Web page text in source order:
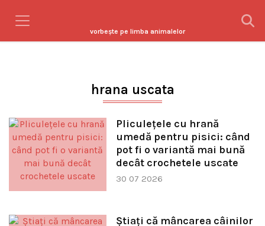
vorbeşte pe limba animalelor
hrana uscata
Pliculețele cu hrană
umedă pentru pisici: când
pot fi o variantă mai bună
decât crochetele uscate
30 07 2026
Știați că mâncarea câinilor